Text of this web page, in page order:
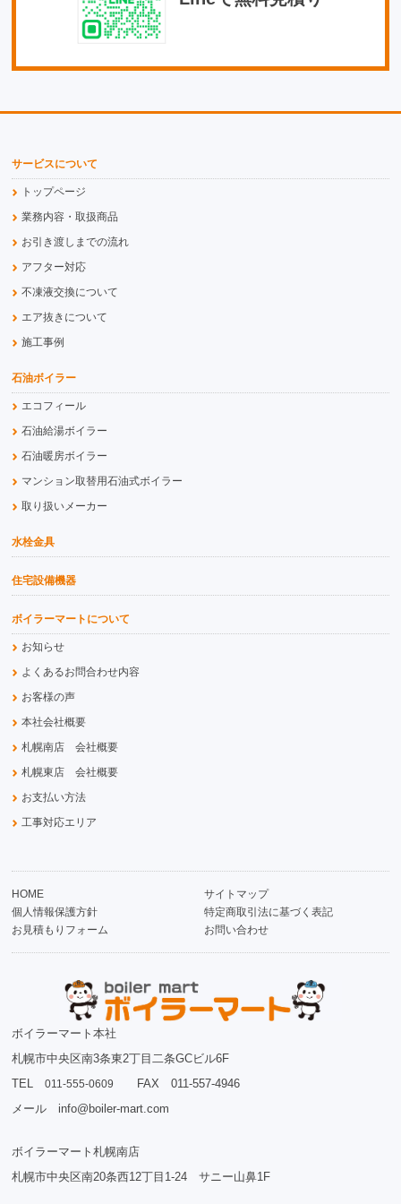
サービスについて
トップページ
業務内容・取扱商品
お引き渡しまでの流れ
アフター対応
不凍液交換について
エア抜きについて
施工事例
石油ボイラー
エコフィール
石油給湯ボイラー
石油暖房ボイラー
マンション取替用石油式ボイラー
取り扱いメーカー
水栓金具
住宅設備機器
ボイラーマートについて
お知らせ
よくあるお問合わせ内容
お客様の声
本社会社概要
札幌南店 会社概要
札幌東店 会社概要
お支払い方法
工事対応エリア
HOME
サイトマップ
個人情報保護方針
特定商取引法に基づく表記
お見積もりフォーム
お問い合わせ
ボイラーマート本社
札幌市中央区南3条東2丁目二条GCビル6F
TEL011-555-0609
FAX 011-557-4946
メール info@boiler-mart.com
ボイラーマート札幌南店
札幌市中央区南20条西12丁目1-24 サニー山鼻1F